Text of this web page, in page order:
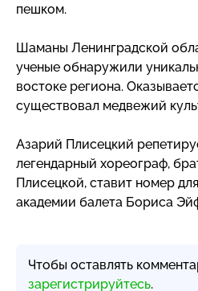
пешком.
Шаманы Ленинградской
ученые обнаружили
востоке региона.
существовал медвежий
Азарий Плисецкий
легендарный хореограф,
Плисецкой, ставит номер
академии балета Бориса
Чтобы оставлять
зарегистрируйтесь.